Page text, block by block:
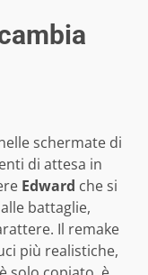
schermate di
di attesa in
Edward che si
battaglie,
Il remake
più realistiche,